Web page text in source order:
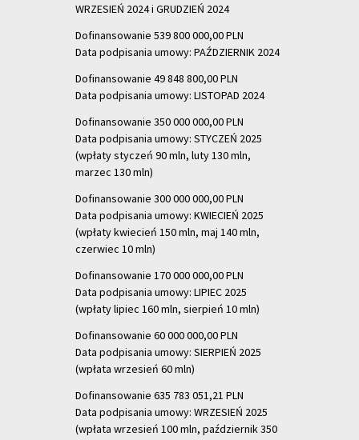
WRZESIEŃ 2024 i GRUDZIEŃ 2024
Dofinansowanie 539 800 000,00 PLN
Data podpisania umowy: PAŹDZIERNIK 2024
Dofinansowanie 49 848 800,00 PLN
Data podpisania umowy: LISTOPAD 2024
Dofinansowanie 350 000 000,00 PLN
Data podpisania umowy: STYCZEŃ 2025
(wpłaty styczeń 90 mln, luty 130 mln,
marzec 130 mln)
Dofinansowanie 300 000 000,00 PLN
Data podpisania umowy: KWIECIEŃ 2025
(wpłaty kwiecień 150 mln, maj 140 mln,
czerwiec 10 mln)
Dofinansowanie 170 000 000,00 PLN
Data podpisania umowy: LIPIEC 2025
(wpłaty lipiec 160 mln, sierpień 10 mln)
Dofinansowanie 60 000 000,00 PLN
Data podpisania umowy: SIERPIEŃ 2025
(wpłata wrzesień 60 mln)
Dofinansowanie 635 783 051,21 PLN
Data podpisania umowy: WRZESIEŃ 2025
(wpłata wrzesień 100 mln, październik 350